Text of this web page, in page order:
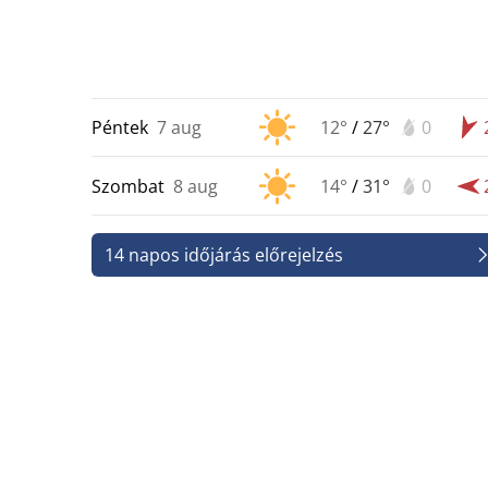
Péntek 7 aug 12° /27° 0
Szombat 8 aug 14° /31° 0
14 napos időjárás előrejelzés